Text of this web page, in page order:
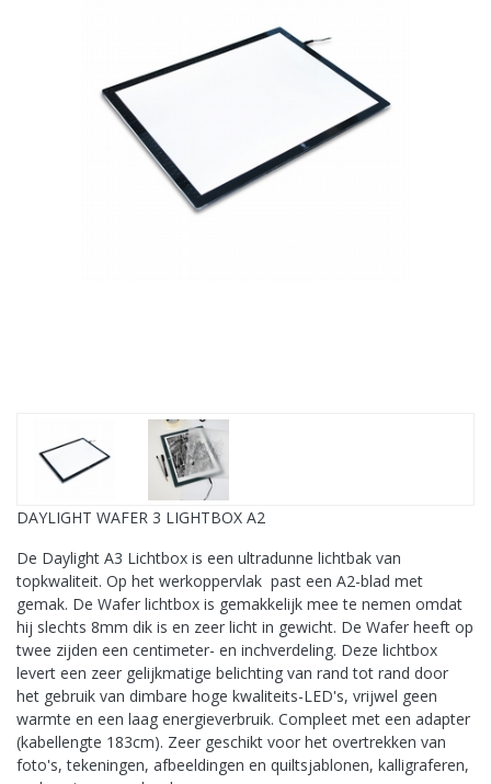
DAYLIGHT WAFER 3 LIGHTBOX A2
De Daylight A3 Lichtbox is een ultradunne lichtbak van
topkwaliteit. Op het werkoppervlak past een A2-blad met
gemak. De Wafer lichtbox is gemakkelijk mee te nemen omdat
hij slechts 8mm dik is en zeer licht in gewicht. De Wafer heeft op
twee zijden een centimeter- en inchverdeling. Deze lichtbox
levert een zeer gelijkmatige belichting van rand tot rand door
het gebruik van dimbare hoge kwaliteits-LED's, vrijwel geen
warmte en een laag energieverbruik. Compleet met een adapter
(kabellengte 183cm). Zeer geschikt voor het overtrekken van
foto's, tekeningen, afbeeldingen en quiltsjablonen, kalligraferen,